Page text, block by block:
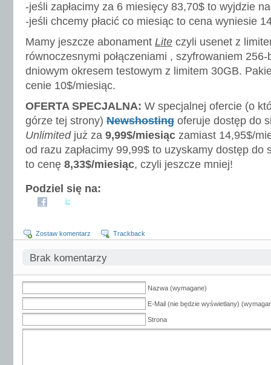
-jeśli zapłacimy za 6 miesięcy 83,70$ to wyjdzie
-jeśli chcemy płacić co miesiąc to cena wyniesie
Mamy jeszcze abonament Lite czyli usenet z
równoczesnymi połączeniami , szyfrowaniem
dniowym okresem testowym z limitem 30GB.
cenie 10$/miesiąc.
OFERTA SPECJALNA: W specjalnej ofercie (o
górze tej strony) Newshosting oferuje dostęp do
Unlimitedjuż za 9,99$/miesiąc zamiast 14,95$/
od razu zapłacimy 99,99$ to uzyskamy dostęp do
to cenę 8,33$/miesiąc, czyli jeszcze mniej!
Podziel się na:
Zostaw komentarz Trackback
Brak komentarzy
Nazwa (wymagane)
E-Mail (nie będzie wyświetlany)
Strona